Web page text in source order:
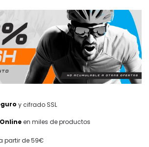
y cifrado SSL
en miles de productos
partir de 59€